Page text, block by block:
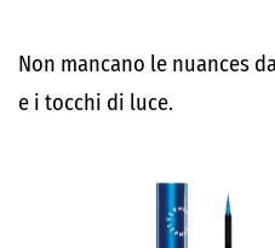
Non mancano le nuances
e i tocchi di luce.